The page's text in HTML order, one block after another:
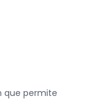
que permite